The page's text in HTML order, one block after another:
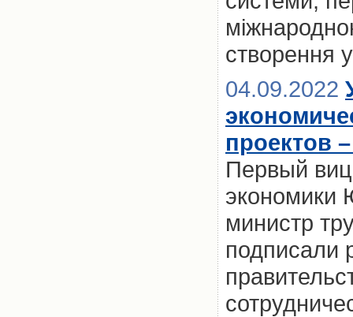
створення
04.09.2022
проектов
Первый
экономики
министр
подписали